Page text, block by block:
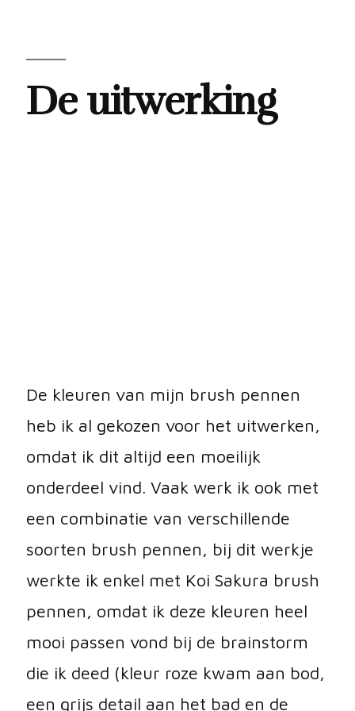
De uitwerking
De kleuren van mijn brush pennen
heb ik al gekozen voor het uitwerken,
omdat ik dit altijd een moeilijk
onderdeel vind. Vaak werk ik ook met
een combinatie van verschillende
soorten brush pennen, bij dit werkje
werkte ik enkel met Koi Sakura brush
pennen, omdat ik deze kleuren heel
mooi passen vond bij de brainstorm
die ik deed (kleur roze kwam aan bod,
een grijs detail aan het bad en de